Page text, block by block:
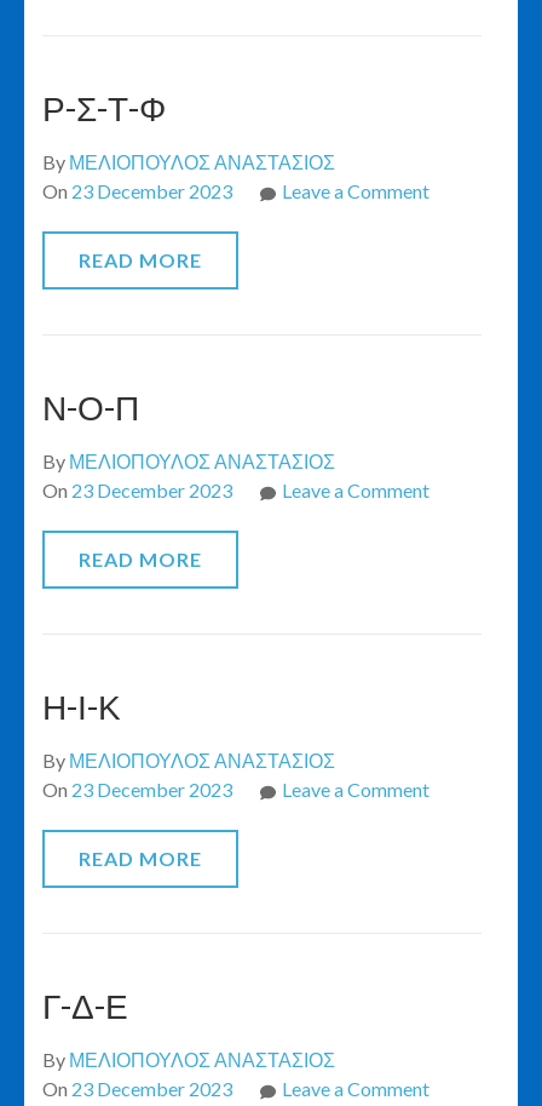
Ρ-Σ-Τ-Φ
By ΜΕΛΙΟΠΟΥΛΟΣ ΑΝΑΣΤΑΣΙΟΣ
On 23 December 2023 Leave a Commenton
READ MORE
Ν-Ο-Π
By ΜΕΛΙΟΠΟΥΛΟΣ ΑΝΑΣΤΑΣΙΟΣ
On 23 December 2023 Leave a Commenton
READ MORE
Η-Ι-Κ
By ΜΕΛΙΟΠΟΥΛΟΣ ΑΝΑΣΤΑΣΙΟΣ
On 23 December 2023 Leave a Commenton
READ MORE
Γ-Δ-Ε
By ΜΕΛΙΟΠΟΥΛΟΣ ΑΝΑΣΤΑΣΙΟΣ
On 23 December 2023 Leave a Commenton